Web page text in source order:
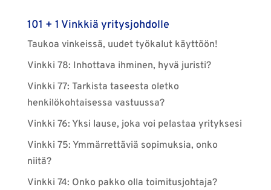
101 + 1 Vinkkiä yritysjohdolle
Taukoa vinkeissä, uudet työkalut käyttöön!
Vinkki 78: Inhottava ihminen, hyvä juristi?
Vinkki 77: Tarkista taseesta oletko
henkilökohtaisessa vastuussa?
Vinkki 76: Yksi lause, joka voi pelastaa yrityksesi
Vinkki 75: Ymmärrettäviä sopimuksia, onko
niitä?
Vinkki 74: Onko pakko olla toimitusjohtaja?